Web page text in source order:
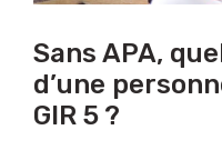
Sans APA,
d’une
GIR 5 ?